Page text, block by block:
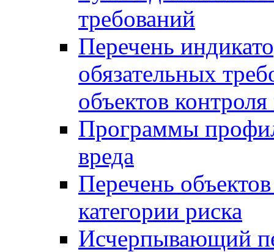
требований
Перечень
обязательных
объектов
Программы
вреда
Перечень
категории риска
Исчерпывающий